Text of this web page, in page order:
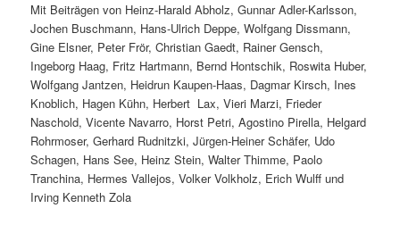
Mit Beiträgen von Heinz-Harald Abholz, Gunnar Adler-Karlsson,
Jochen Buschmann, Hans-Ulrich Deppe, Wolfgang Dissmann,
Gine Elsner, Peter Frör, Christian Gaedt, Rainer Gensch,
Ingeborg Haag, Fritz Hartmann, Bernd Hontschik, Roswita Huber,
Wolfgang Jantzen, Heidrun Kaupen-Haas, Dagmar Kirsch, Ines
Knoblich, Hagen Kühn, Herbert Lax, Vieri Marzi, Frieder
Naschold, Vicente Navarro, Horst Petri, Agostino Pirella, Helgard
Rohrmoser, Gerhard Rudnitzki, Jürgen-Heiner Schäfer, Udo
Schagen, Hans See, Heinz Stein, Walter Thimme, Paolo
Tranchina, Hermes Vallejos, Volker Volkholz, Erich Wulff und
Irving Kenneth Zola